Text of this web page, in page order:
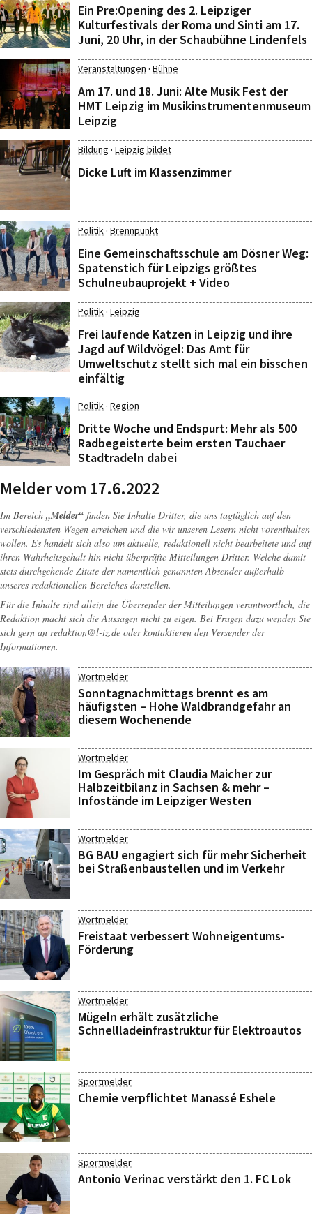
Ein Pre:Opening des 2. Leipziger
Kulturfestivals der Roma und Sinti am 17.
Juni, 20 Uhr, in der Schaubühne Lindenfels
Veranstaltungen · Bühne
Am 17. und 18. Juni: Alte Musik Fest der
HMT Leipzig im Musikinstrumentenmuseum
Leipzig
Bildung · Leipzig bildet
Dicke Luft im Klassenzimmer
Politik· Brennpunkt
Eine Gemeinschaftsschule am Dösner Weg:
Spatenstich für Leipzigs größtes
Schulneubauprojekt + Video
Politik· Leipzig
Frei laufende Katzen in Leipzig und ihre
Jagd auf Wildvögel: Das Amt für
Umweltschutz stellt sich mal ein bisschen
einfältig
Politik· Region
Dritte Woche und Endspurt: Mehr als 500
Radbegeisterte beim ersten Tauchaer
Stadtradeln dabei
Melder vom 17.6.2022
Im Bereich „Melder“ finden Sie Inhalte Dritter, die uns tagtäglich auf den
verschiedensten Wegen erreichen und die wir unseren Lesern nicht vorenthalten
wollen. Es handelt sich also um aktuelle, redaktionell nicht bearbeitete und auf
ihren Wahrheitsgehalt hin nicht überprüfte Mitteilungen Dritter. Welche damit
stets durchgehende Zitate der namentlich genannten Absender außerhalb
unseres redaktionellen Bereiches darstellen.
Für die Inhalte sind allein die Übersender der Mitteilungen verantwortlich, die
Redaktion macht sich die Aussagen nicht zu eigen. Bei Fragen dazu wenden Sie
sich gern an redaktion@l-iz.de oder kontaktieren den Versender der
Informationen.
Wortmelder
Sonntagnachmittags brennt es am
häufigsten – Hohe Waldbrandgefahr an
diesem Wochenende
Wortmelder
Im Gespräch mit Claudia Maicher zur
Halbzeitbilanz in Sachsen & mehr –
Infostände im Leipziger Westen
Wortmelder
BG BAU engagiert sich für mehr Sicherheit
bei Straßenbaustellen und im Verkehr
Wortmelder
Freistaat verbessert Wohneigentums-
Förderung
Wortmelder
Mügeln erhält zusätzliche
Schnellladeinfrastruktur für Elektroautos
Sportmelder
Chemie verpflichtet Manassé Eshele
Sportmelder
Antonio Verinac verstärkt den 1. FC Lok